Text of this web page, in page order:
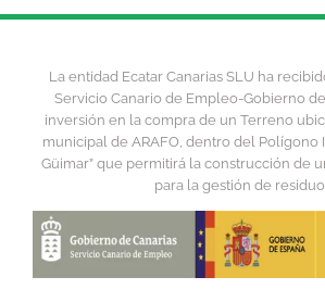
La entidad Ecatar Canarias SLU ha
Servicio Canario de Empleo-Gobierno
inversión en la compra de un Terreno
municipal de ARAFO, dentro del Polígono
Güimar” que permitirá la construcción de
para la gestión de